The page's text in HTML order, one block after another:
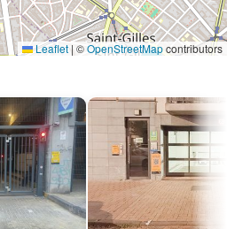
Leaflet | ©OpenStreetMapcontributors